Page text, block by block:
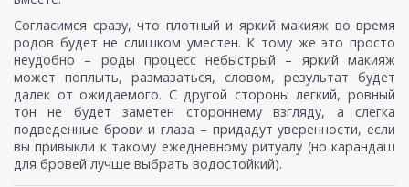
Согласимся сразу, что плотный и яркий макияж во время
родов будет не слишком уместен. К тому же это просто
неудобно – роды процесс небыстрый – яркий макияж
может поплыть, размазаться, словом, результат будет
далек от ожидаемого. С другой стороны легкий, ровный
тон не будет заметен стороннему взгляду, а слегка
подведенные брови и глаза – придадут уверенности, если
вы привыкли к такому ежедневному ритуалу (но карандаш
для бровей лучше выбрать водостойкий).